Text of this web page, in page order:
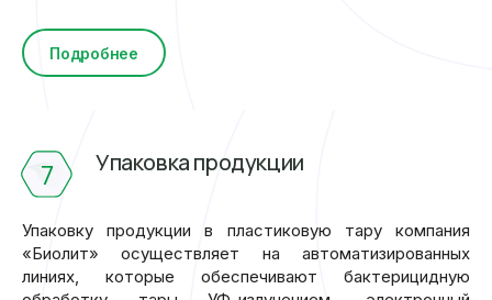
Подробнее
7 Упаковка продукции
Упаковку продукции в пластиковую тару компания
«Биолит» осуществляет на автоматизированных
линиях, которые обеспечивают бактерицидную